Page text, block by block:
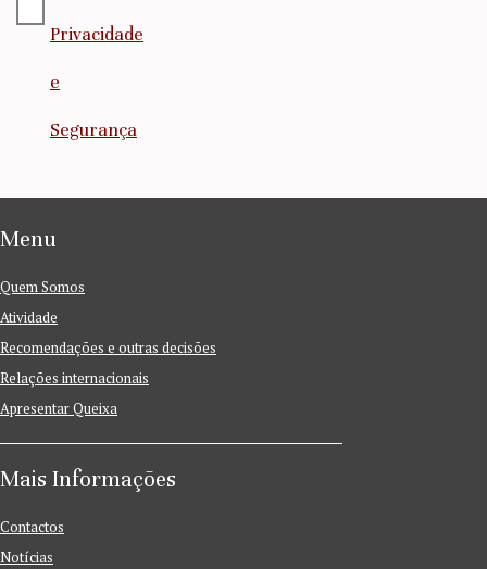
Privacidade
e
Segurança
Menu
Quem Somos
Atividade
Recomendações e outras decisões
Relações internacionais
Apresentar Queixa
Mais Informações
Contactos
Notícias